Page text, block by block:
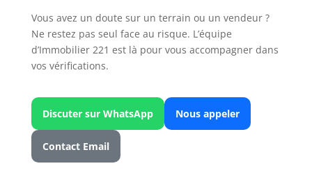
Vous avez un doute sur un terrain ou un vendeur ?
Ne restez pas seul face au risque. L’équipe
d’Immobilier 221 est là pour vous accompagner dans
vos vérifications.
Discuter sur WhatsApp Nous appeler
Contact Email